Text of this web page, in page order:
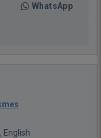
WhatsApp
English